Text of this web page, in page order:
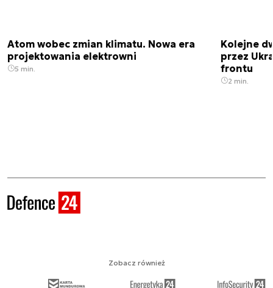
Atom wobec zmian klimatu. Nowa era
projektowania elektrowni
5 min.
Kolejne
przez
frontu
2 min.
Zobacz również